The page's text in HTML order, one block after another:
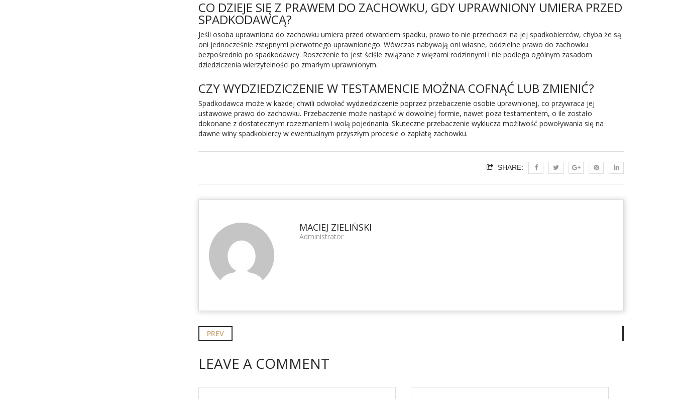
CO DZIEJE SIĘ Z PRAWEM DO ZACHOWKU, GDY UPRAWNIONY UMIERA PRZED
SPADKODAWCĄ?
Jeśli osoba uprawniona do zachowku umiera przed otwarciem spadku, prawo to nie przechodzi na jej spadkobierców, chyba że są
oni jednocześnie zstępnymi pierwotnego uprawnionego. Wówczas nabywają oni własne, oddzielne prawo do zachowku
bezpośrednio po spadkodawcy. Roszczenie to jest ściśle związane z więzami rodzinnymi i nie podlega ogólnym zasadom
dziedziczenia wierzytelności po zmarłym uprawnionym.
CZY WYDZIEDZICZENIE W TESTAMENCIE MOŻNA COFNĄĆ LUB ZMIENIĆ?
Spadkodawca może w każdej chwili odwołać wydziedziczenie poprzez przebaczenie osobie uprawnionej, co przywraca jej
ustawowe prawo do zachowku. Przebaczenie może nastąpić w dowolnej formie, nawet poza testamentem, o ile zostało
dokonane z dostatecznym rozeznaniem i wolą pojednania. Skuteczne przebaczenie wyklucza możliwość powoływania się na
dawne winy spadkobiercy w ewentualnym przyszłym procesie o zapłatę zachowku.
SHARE:
MACIEJ ZIELIŃSKI
Administrator
PREV
LEAVE A COMMENT